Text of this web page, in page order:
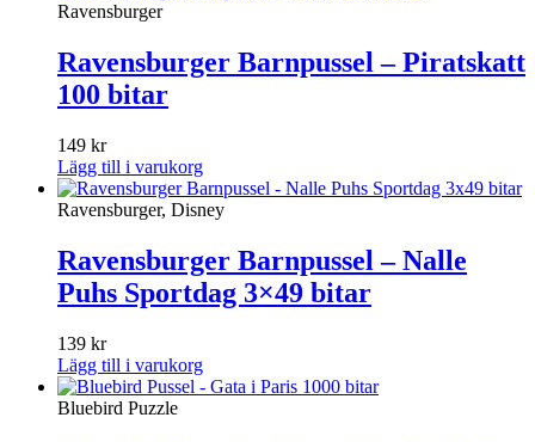
Ravensburger
Ravensburger Barnpussel – Piratskatt
100 bitar
149 kr
Lägg till i varukorg
Ravensburger, Disney
Ravensburger Barnpussel – Nalle
Puhs Sportdag 3×49 bitar
139 kr
Lägg till i varukorg
Bluebird Puzzle